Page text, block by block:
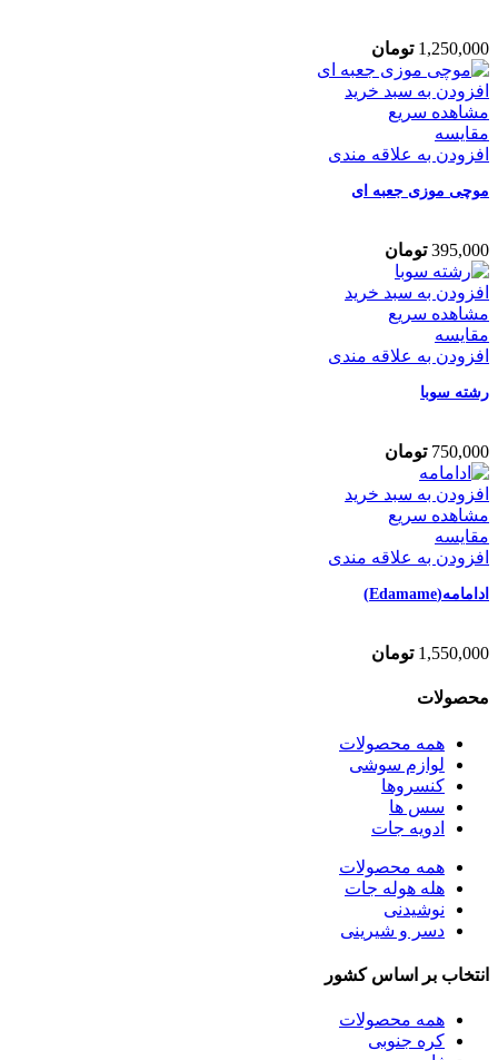
1,250,000 تومان
افزودن به سبد خرید
مشاهده سریع
مقایسه
افزودن به علاقه مندی
موچی موزی جعبه ای
395,000 تومان
افزودن به سبد خرید
مشاهده سریع
مقایسه
افزودن به علاقه مندی
رشته سوبا
750,000 تومان
افزودن به سبد خرید
مشاهده سریع
مقایسه
افزودن به علاقه مندی
ادامامه(Edamame)
1,550,000 تومان
محصولات
همه محصولات
لوازم سوشی
کنسروها
سس ها
ادویه جات
همه محصولات
هله هوله جات
نوشیدنی
دسر و شیرینی
انتخاب بر اساس کشور
همه محصولات
کره جنوبی